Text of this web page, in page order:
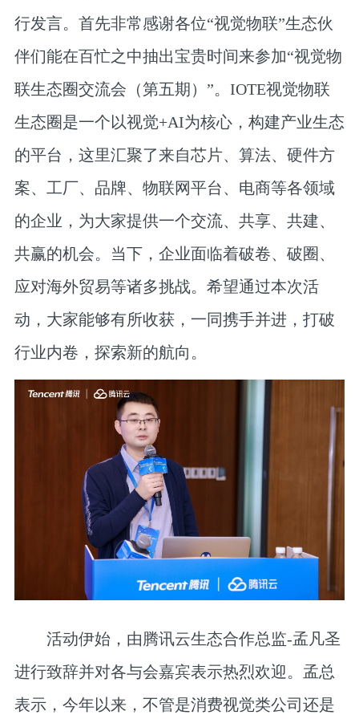
行发言。首先非常感谢各位“视觉物联”生态伙
伴们能在百忙之中抽出宝贵时间来参加“视觉物
联生态圈交流会（第五期）”。IOTE视觉物联
生态圈是一个以视觉+AI为核心，构建产业生态
的平台，这里汇聚了来自芯片、算法、硬件方
案、工厂、品牌、物联网平台、电商等各领域
的企业，为大家提供一个交流、共享、共建、
共赢的机会。当下，企业面临着破卷、破圈、
应对海外贸易等诸多挑战。希望通过本次活
动，大家能够有所收获，一同携手并进，打破
行业内卷，探索新的航向。
活动伊始，由腾讯云生态合作总监-孟凡圣
进行致辞并对各与会嘉宾表示热烈欢迎。孟总
表示，今年以来，不管是消费视觉类公司还是